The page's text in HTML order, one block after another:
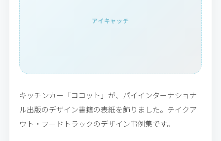
アイキャッチ
キッチンカー「ココット」が、パイインターナショナ
ル出版のデザイン書籍の表紙を飾りました。テイクア
ウト・フードトラックのデザイン事例集です。